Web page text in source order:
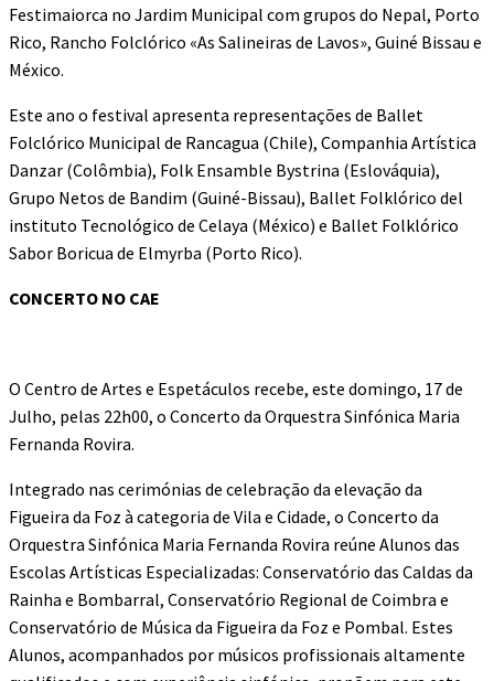
Festimaiorca no Jardim Municipal com grupos do Nepal, Porto
Rico, Rancho Folclórico «As Salineiras de Lavos», Guiné Bissau e
México.
Este ano o festival apresenta representações de Ballet
Folclórico Municipal de Rancagua (Chile), Companhia Artística
Danzar (Colômbia), Folk Ensamble Bystrina (Eslováquia),
Grupo Netos de Bandim (Guiné-Bissau), Ballet Folklórico del
instituto Tecnológico de Celaya (México) e Ballet Folklórico
Sabor Boricua de Elmyrba (Porto Rico).
CONCERTO NO CAE
O Centro de Artes e Espetáculos recebe, este domingo, 17 de
Julho, pelas 22h00, o Concerto da Orquestra Sinfónica Maria
Fernanda Rovira.
Integrado nas cerimónias de celebração da elevação da
Figueira da Foz à categoria de Vila e Cidade, o Concerto da
Orquestra Sinfónica Maria Fernanda Rovira reúne Alunos das
Escolas Artísticas Especializadas: Conservatório das Caldas da
Rainha e Bombarral, Conservatório Regional de Coimbra e
Conservatório de Música da Figueira da Foz e Pombal. Estes
Alunos, acompanhados por músicos profissionais altamente